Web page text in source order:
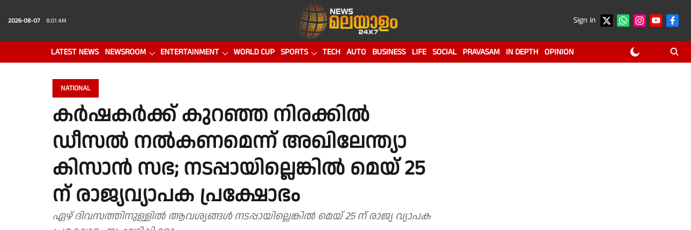
2026-08-07 8:01 AM Sign in
LATEST NEWS NEWSROOM ENTERTAINMENT WORLD CUP SPORTS TECH AUTO BUSINESS LIFE SOCIAL PRAVASAM IN DEPTH OPINION
NATIONAL
കർഷകർക്ക് കുറഞ്ഞ നിരക്കിൽ
ഡീസല്‍ നല്‍കണമെന്ന് അഖിലേന്ത്യാ
കിസാൻ സഭ; നടപ്പായില്ലെങ്കില്‍ മെയ് 25
ന് രാജ്യവ്യാപക പ്രക്ഷോഭം
ഏഴ് ദിവസത്തിനുള്ളില്‍ ആവശ്യങ്ങള്‍ നടപ്പായില്ലെങ്കില്‍ മെയ് 25 ന് രാജ്യ വ്യാപക